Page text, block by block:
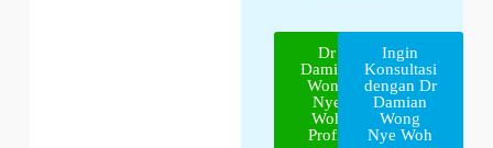
Dr
Damian
Wong
Nye
Woh
Profil
Ingin
Konsultasi
dengan Dr
Damian
Wong
Nye Woh